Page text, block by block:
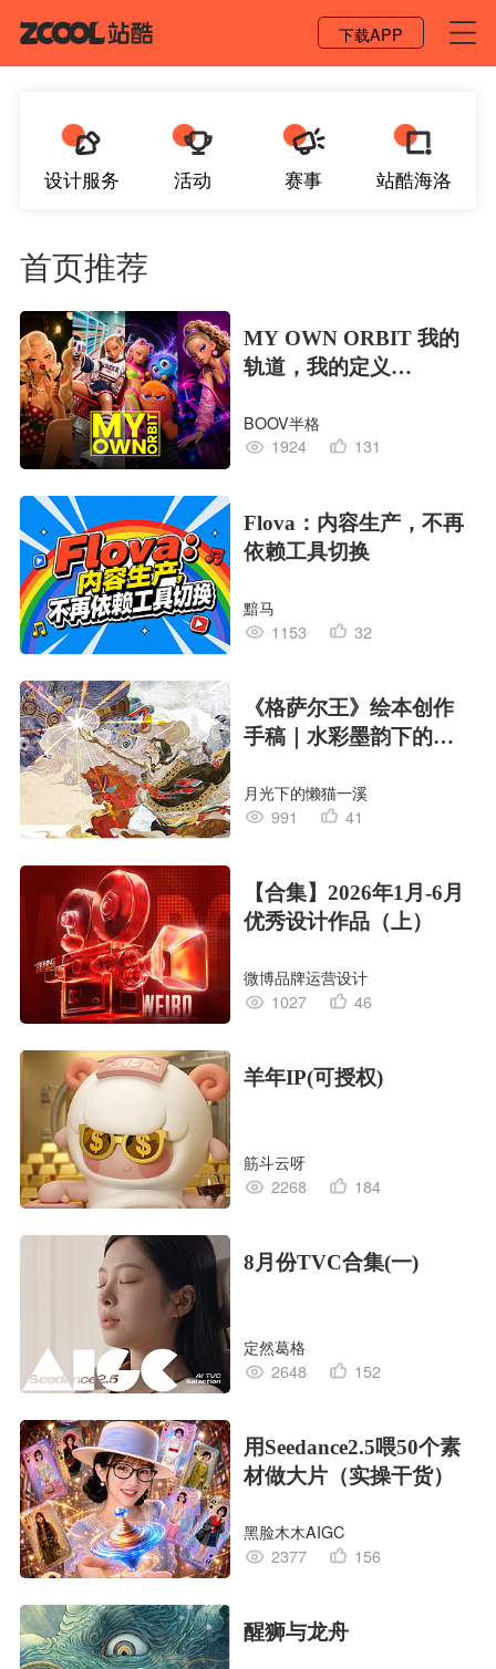
下载APP
设计服务 活动 赛事 站酷海洛
首页推荐
MY OWN ORBIT 我的
轨道，我的定义
对
BOOV半格
1924
131
Flova：内容生产，不再
依赖工具切换
黯马
1153
32
《格萨尔王》绘本创作
手稿｜水彩墨韵下的史
月光下的懒猫一溪
991
41
【合集】2026年1月-6月
优秀设计作品（上）
微博品牌运营设计
1027
46
羊年IP(可授权)
筋斗云呀
2268
184
8月份TVC合集(一)
定然葛格
2648
152
用Seedance2.5喂50个素
材做大片（实操干货）
黑脸木木AIGC
2377
156
醒狮与龙舟